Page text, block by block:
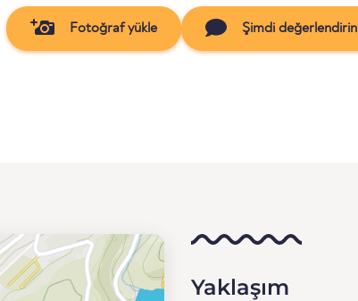
Fotoğraf yükle Şimdi değerlendirin
Yaklaşım